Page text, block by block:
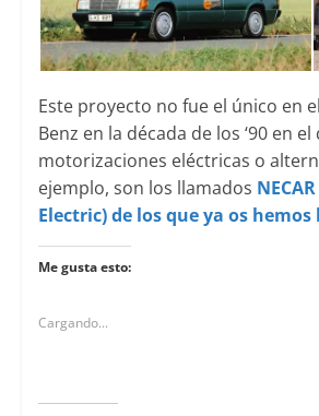
Este proyecto no fue el único en
Benz en la década de los ‘90 en
motorizaciones eléctricas o
ejemplo, son los llamados
Electric) de los que ya os
Me gusta esto:
Cargando...